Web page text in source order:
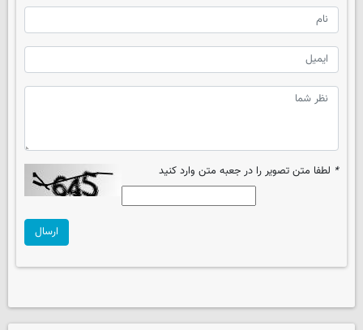
* لطفا متن تصویر را در جعبه متن وارد کنید
ارسال